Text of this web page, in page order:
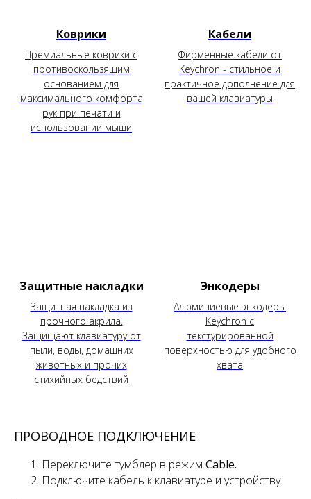
Коврики
Премиальные коврики с
противоскользящим
основанием для
максимального комфорта
рук при печати и
использовании мыши
Кабели
Фирменные кабели от
Keychron - стильное и
практичное дополнение для
вашей клавиатуры
Защитные накладки
Защитная накладка из
прочного акрила.
Защищают клавиатуру от
пыли, воды, домашних
животных и прочих
стихийных бедствий
Энкодеры
Алюминиевые энкодеры
Keychron с
текстурированной
поверхностью для удобного
хвата
ПРОВОДНОЕ ПОДКЛЮЧЕНИЕ
Переключите тумблер в режим Cable.
Подключите кабель к клавиатуре и устройству.